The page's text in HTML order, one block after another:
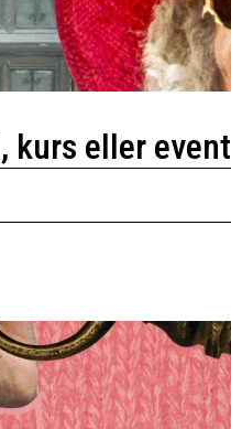
kurs eller event